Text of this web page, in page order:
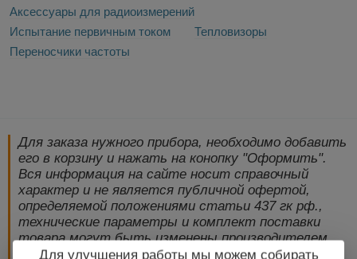
Аксессуары для радиоизмерений
Испытание первичным током
Тепловизоры
Переносчики частоты
Для заказа нужного прибора, необходимо добавить
его в корзину и нажать на конопку "Оформить".
Вся информация на сайте носит справочный
характер и не является публичной офертой,
определяемой положениями статьи 437 гк рф.,
технические параметры и комплект поставки
товара могут быть изменены производителем
без предварительного уведомления!
Для улучшения работы мы можем собирать